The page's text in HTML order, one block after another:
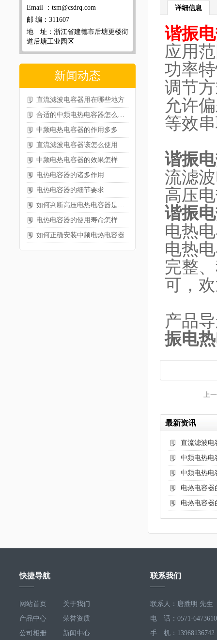
Email ：tsm@csdrq.com
邮 编：311607
地 址：浙江省建德市后塘更楼街
道后塘工业园区
新闻动态
直流滤波电容器用在哪些地方
合适的中频电热电容器怎么选型
中频电热电容器的作用多多
直流滤波电容器该怎么使用
中频电热电容器的效果怎样
电热电容器的诸多作用
电热电容器的细节要求
如何判断高压电热电容器是否损坏
电热电容器的使用寿命怎样
如何正确安装中频电热电容器
详细信息
谐振
应用
功率
调节
允许
等效
谐振
流滤
高压
谐振
电热
电热
完整
可，
产品
振电
上
最新资讯
直流滤波电
中频电热电
中频电热电
电热电容器
电热电容器
快捷导航
网站首页
关于我们
产品中心
荣誉资质
公司相册
新闻中心
联系我们
联系人：唐胜明 先生
电 话：0571-
手 机：13968136742